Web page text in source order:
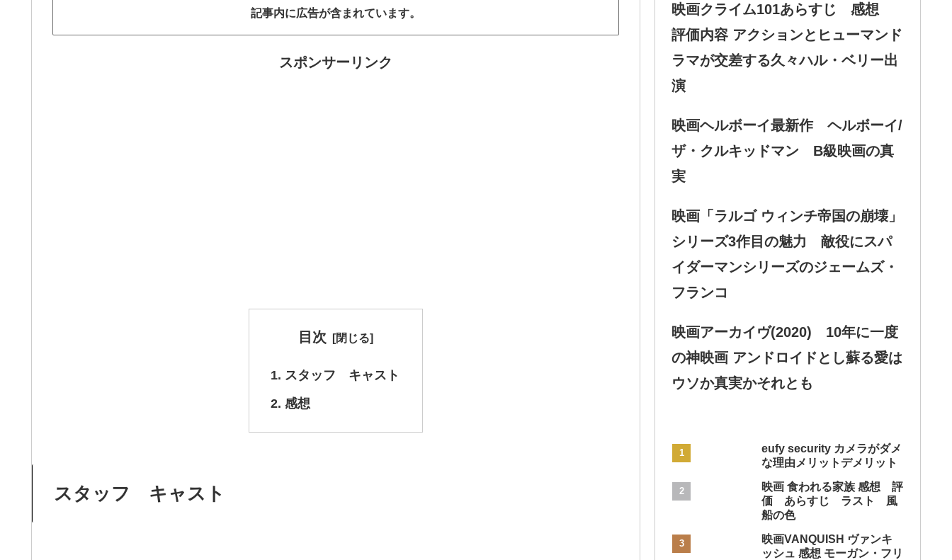
記事内に広告が含まれています。
スポンサーリンク
目次
スタッフ キャスト
感想
スタッフ キャスト
映画クライム101あらすじ 感想
評価内容 アクションとヒューマンド
ラマが交差する久々ハル・ベリー出
演
映画ヘルボーイ最新作 ヘルボーイ/
ザ・クルキッドマン B級映画の真
実
映画「ラルゴ ウィンチ帝国の崩壊」
シリーズ3作目の魅力 敵役にスパ
イダーマンシリーズのジェームズ・
フランコ
映画アーカイヴ(2020) 10年に一度
の神映画 アンドロイドとし蘇る愛は
ウソか真実かそれとも
eufy security カメラがダメ
な理由メリットデメリット
映画 食われる家族 感想 評
価 あらすじ ラスト 風
船の色
映画VANQUISH ヴァンキ
ッシュ 感想 モーガン・フリ